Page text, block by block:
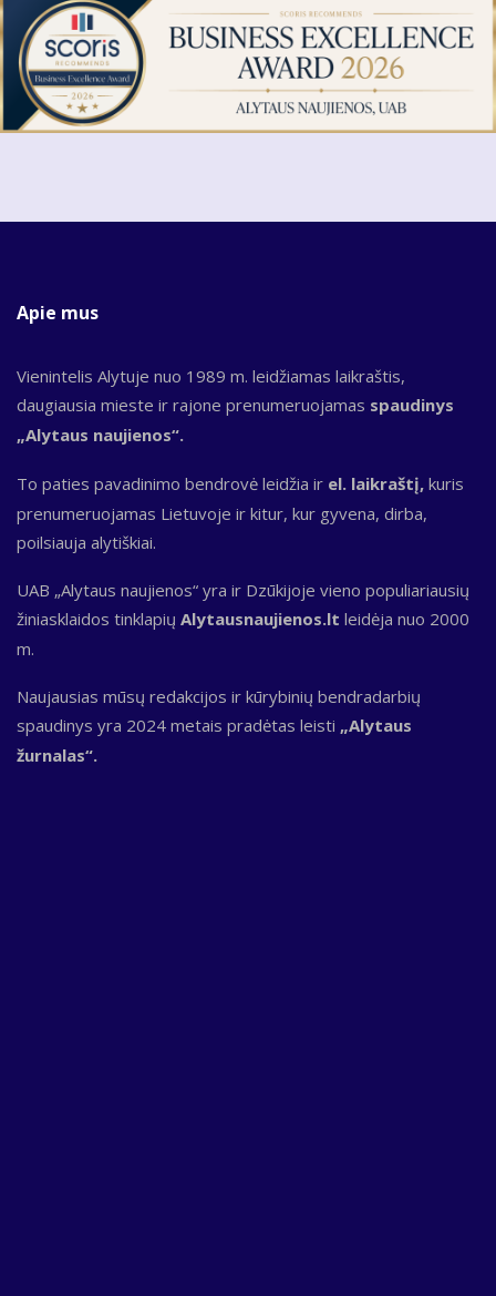
Apie mus
Vienintelis Alytuje nuo 1989 m. leidžiamas laikraštis,
daugiausia mieste ir rajone prenumeruojamas spaudinys
„Alytaus naujienos“.
To paties pavadinimo bendrovė leidžia ir el. laikraštį, kuris
prenumeruojamas Lietuvoje ir kitur, kur gyvena, dirba,
poilsiauja alytiškiai.
UAB „Alytaus naujienos“ yra ir Dzūkijoje vieno populiariausių
žiniasklaidos tinklapių Alytausnaujienos.lt leidėja nuo 2000
m.
Naujausias mūsų redakcijos ir kūrybinių bendradarbių
spaudinys yra 2024 metais pradėtas leisti „Alytaus
žurnalas“.